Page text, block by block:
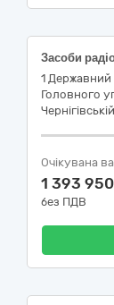
1 Державний
Головного
Очікувана
1 393
без ПДВ